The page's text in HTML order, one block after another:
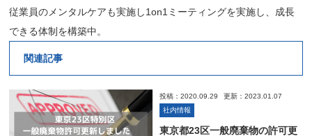
従業員のメンタルケアも実施し1on1ミーティングを実施し、成長
できる体制を構築中。
関連記事
投稿：2020.09.29
更新：2023.01.07
社内情報
東京都23区一般廃棄物の許可更